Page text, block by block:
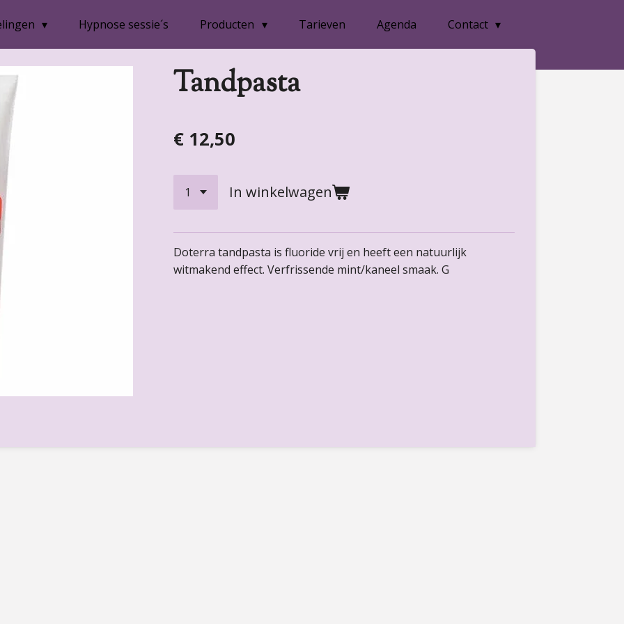
Hypnose sessie´s Producten Tarieven Agenda Contact
Tandpasta
€ 12,50
In winkelwagen
Doterra tandpasta is fluoride vrij en heeft een natuurlijk
witmakend effect. Verfrissende mint/kaneel smaak. G